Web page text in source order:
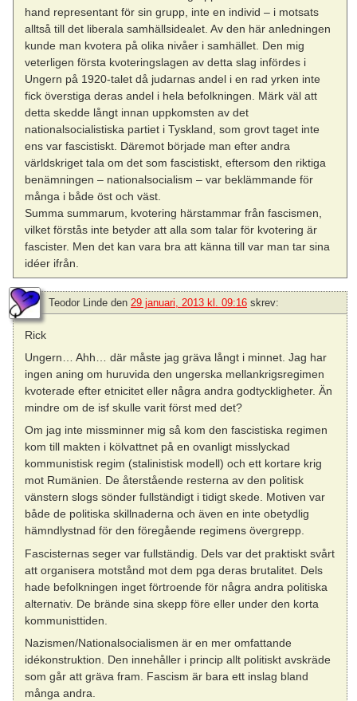
hand representant för sin grupp, inte en individ – i motsats
alltså till det liberala samhällsidealet. Av den här anledningen
kunde man kvotera på olika nivåer i samhället. Den mig
veterligen första kvoteringslagen av detta slag infördes i
Ungern på 1920-talet då judarnas andel i en rad yrken inte
fick överstiga deras andel i hela befolkningen. Märk väl att
detta skedde långt innan uppkomsten av det
nationalsocialistiska partiet i Tyskland, som grovt taget inte
ens var fascistiskt. Däremot började man efter andra
världskriget tala om det som fascistiskt, eftersom den riktiga
benämningen – nationalsocialism – var beklämmande för
många i både öst och väst.
Summa summarum, kvotering härstammar från fascismen,
vilket förstås inte betyder att alla som talar för kvotering är
fascister. Men det kan vara bra att känna till var man tar sina
idéer ifrån.
Teodor Linde den 29 januari, 2013 kl. 09:16 skrev:
Rick
Ungern… Ahh… där måste jag gräva långt i minnet. Jag har
ingen aning om huruvida den ungerska mellankrigsregimen
kvoterade efter etnicitet eller några andra godtyckligheter. Än
mindre om de isf skulle varit först med det?
Om jag inte missminner mig så kom den fascistiska regimen
kom till makten i kölvattnet på en ovanligt misslyckad
kommunistisk regim (stalinistisk modell) och ett kortare krig
mot Rumänien. De återstående resterna av den politisk
vänstern slogs sönder fullständigt i tidigt skede. Motiven var
både de politiska skillnaderna och även en inte obetydlig
hämndlystnad för den föregående regimens övergrepp.
Fascisternas seger var fullständig. Dels var det praktiskt svårt
att organisera motstånd mot dem pga deras brutalitet. Dels
hade befolkningen inget förtroende för några andra politiska
alternativ. De brände sina skepp före eller under den korta
kommunisttiden.
Nazismen/Nationalsocialismen är en mer omfattande
idékonstruktion. Den innehåller i princip allt politiskt avskräde
som går att gräva fram. Fascism är bara ett inslag bland
många andra.